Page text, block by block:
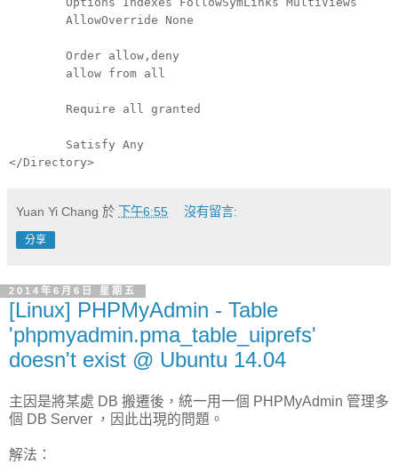
AllowOverride None
Order allow,deny
allow from all
Require all granted
Satisfy Any
</Directory>
Yuan Yi Chang 於 下午6:55 沒有留言:
分享
2014年6月6日 星期五
[Linux] PHPMyAdmin - Table
'phpmyadmin.pma_table_uiprefs'
doesn't exist @ Ubuntu 14.04
主因是將某處 DB 搬遷後，統一用一個 PHPMyAdmin 管理多
個 DB Server ，因此出現的問題。
解法：